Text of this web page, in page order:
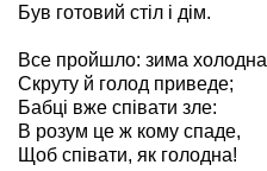
Був готовий стіл і дім.
Все пройшло: зима холодна
Скруту й голод приведе;
Бабці вже співати зле:
В розум це ж кому спаде,
Щоб співати, як голодна!